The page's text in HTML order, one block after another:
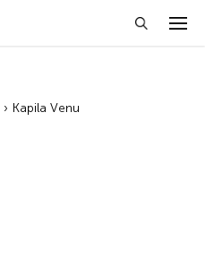
Kapila Venu